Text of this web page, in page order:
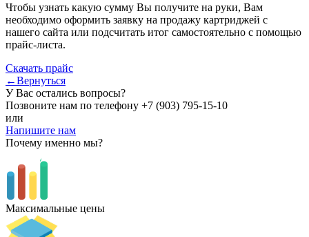
Чтобы узнать какую сумму Вы получите на руки, Вам
необходимо оформить заявку на продажу картриджей с
нашего сайта или подсчитать итог самостоятельно с помощью
прайс-листа.
Скачать прайс
←Вернуться
У Вас остались вопросы?
Позвоните нам по телефону +7 (903) 795-15-10
или
Напишите нам
Почему именно мы?
Максимальные цены